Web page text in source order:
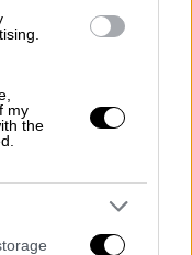
my
the
αριστερή
πάντα
τα
της Τροχαίας.
562.000.